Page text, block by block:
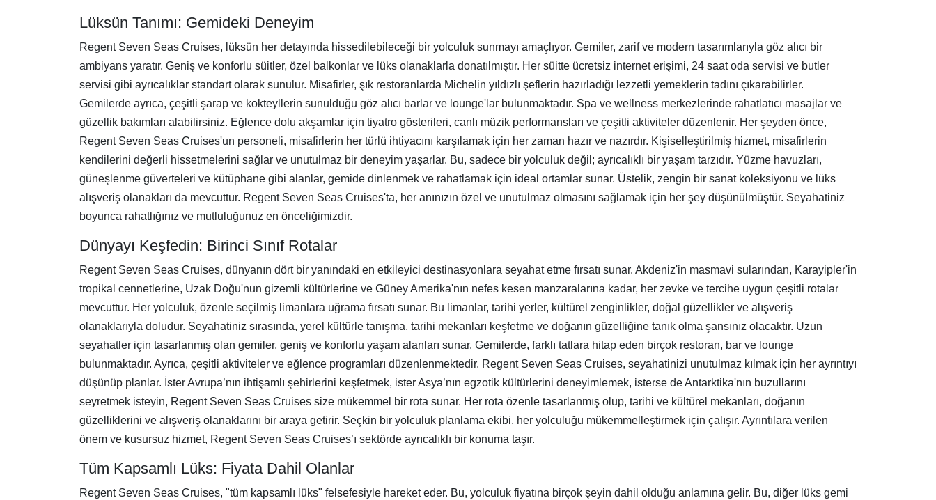
Lüksün Tanımı: Gemideki Deneyim
Regent Seven Seas Cruises, lüksün her detayında hissedilebileceği bir yolculuk sunmayı amaçlıyor. Gemiler, zarif ve modern tasarımlarıyla göz alıcı bir
ambiyans yaratır. Geniş ve konforlu süitler, özel balkonlar ve lüks olanaklarla donatılmıştır. Her süitte ücretsiz internet erişimi, 24 saat oda servisi ve butler
servisi gibi ayrıcalıklar standart olarak sunulur. Misafirler, şık restoranlarda Michelin yıldızlı şeflerin hazırladığı lezzetli yemeklerin tadını çıkarabilirler.
Gemilerde ayrıca, çeşitli şarap ve kokteyllerin sunulduğu göz alıcı barlar ve lounge'lar bulunmaktadır. Spa ve wellness merkezlerinde rahatlatıcı masajlar ve
güzellik bakımları alabilirsiniz. Eğlence dolu akşamlar için tiyatro gösterileri, canlı müzik performansları ve çeşitli aktiviteler düzenlenir. Her şeyden önce,
Regent Seven Seas Cruises'un personeli, misafirlerin her türlü ihtiyacını karşılamak için her zaman hazır ve nazırdır. Kişiselleştirilmiş hizmet, misafirlerin
kendilerini değerli hissetmelerini sağlar ve unutulmaz bir deneyim yaşarlar. Bu, sadece bir yolculuk değil; ayrıcalıklı bir yaşam tarzıdır. Yüzme havuzları,
güneşlenme güverteleri ve kütüphane gibi alanlar, gemide dinlenmek ve rahatlamak için ideal ortamlar sunar. Üstelik, zengin bir sanat koleksiyonu ve lüks
alışveriş olanakları da mevcuttur. Regent Seven Seas Cruises'ta, her anınızın özel ve unutulmaz olmasını sağlamak için her şey düşünülmüştür. Seyahatiniz
boyunca rahatlığınız ve mutluluğunuz en önceliğimizdir.
Dünyayı Keşfedin: Birinci Sınıf Rotalar
Regent Seven Seas Cruises, dünyanın dört bir yanındaki en etkileyici destinasyonlara seyahat etme fırsatı sunar. Akdeniz'in masmavi sularından, Karayipler'in
tropikal cennetlerine, Uzak Doğu'nun gizemli kültürlerine ve Güney Amerika'nın nefes kesen manzaralarına kadar, her zevke ve tercihe uygun çeşitli rotalar
mevcuttur. Her yolculuk, özenle seçilmiş limanlara uğrama fırsatı sunar. Bu limanlar, tarihi yerler, kültürel zenginlikler, doğal güzellikler ve alışveriş
olanaklarıyla doludur. Seyahatiniz sırasında, yerel kültürle tanışma, tarihi mekanları keşfetme ve doğanın güzelliğine tanık olma şansınız olacaktır. Uzun
seyahatler için tasarlanmış olan gemiler, geniş ve konforlu yaşam alanları sunar. Gemilerde, farklı tatlara hitap eden birçok restoran, bar ve lounge
bulunmaktadır. Ayrıca, çeşitli aktiviteler ve eğlence programları düzenlenmektedir. Regent Seven Seas Cruises, seyahatinizi unutulmaz kılmak için her ayrıntıyı
düşünüp planlar. İster Avrupa’nın ihtişamlı şehirlerini keşfetmek, ister Asya’nın egzotik kültürlerini deneyimlemek, isterse de Antarktika'nın buzullarını
seyretmek isteyin, Regent Seven Seas Cruises size mükemmel bir rota sunar. Her rota özenle tasarlanmış olup, tarihi ve kültürel mekanları, doğanın
güzelliklerini ve alışveriş olanaklarını bir araya getirir. Seçkin bir yolculuk planlama ekibi, her yolculuğu mükemmelleştirmek için çalışır. Ayrıntılara verilen
önem ve kusursuz hizmet, Regent Seven Seas Cruises’ı sektörde ayrıcalıklı bir konuma taşır.
Tüm Kapsamlı Lüks: Fiyata Dahil Olanlar
Regent Seven Seas Cruises, "tüm kapsamlı lüks" felsefesiyle hareket eder. Bu, yolculuk fiyatına birçok şeyin dahil olduğu anlamına gelir. Bu, diğer lüks gemi